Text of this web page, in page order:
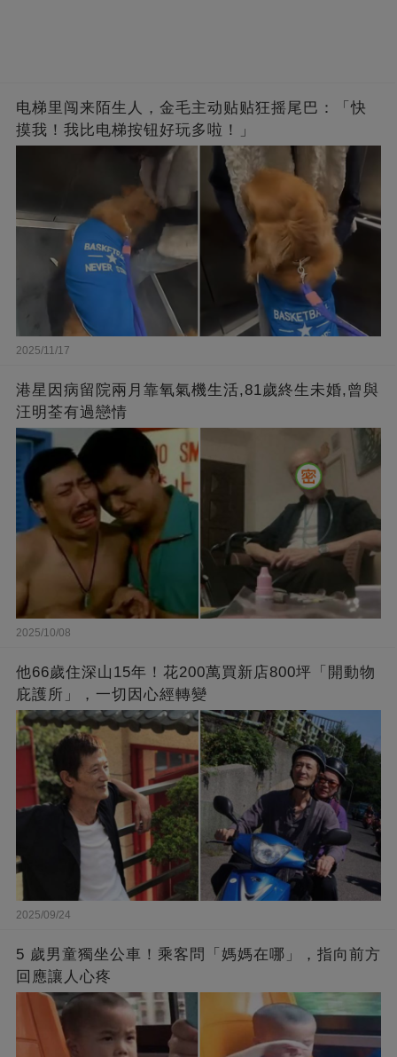
电梯里闯来陌生人，金毛主动贴贴狂摇尾巴：「快
摸我！我比电梯按钮好玩多啦！」
2025/11/17
港星因病留院兩月靠氧氣機生活,81歲終生未婚,曾與
汪明荃有過戀情
2025/10/08
他66歲住深山15年！花200萬買新店800坪「開動物
庇護所」，一切因心經轉變
2025/09/24
5 歲男童獨坐公車！乘客問「媽媽在哪」，指向前方
回應讓人心疼